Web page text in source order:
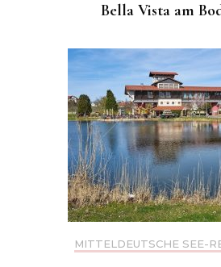
Bella Vista am
MITTELDEUTSCHE SEE-